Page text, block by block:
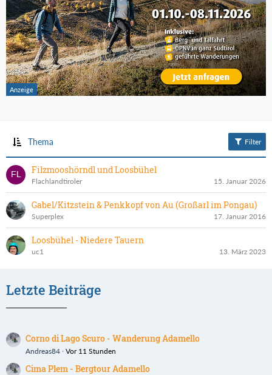
Thema Filter
Filzmooshörndl und Loosbühel
Flachlandtiroler 15. Januar 2026
Gabel/Kitzstein & Penkkopf von Au (Großarl im Pongau)
Superplex 17. Januar 2016
Loosbühel - Niedere Tauern
uc1 13. März 2023
Letzte Beiträge
Corno di Lago Scuro - Wanderung Adamello
Andreas84 Vor 11 Stunden
Cima Plem - Bergtour Adamello